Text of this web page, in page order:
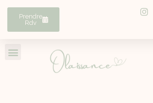
Prendre
Rdv